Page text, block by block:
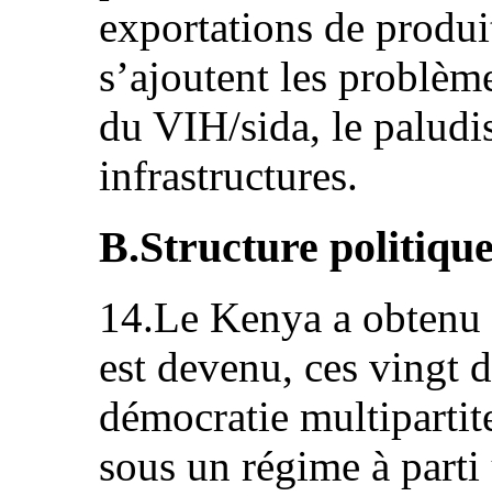
exportations de
s’ajoutent les
du VIH/sida, le
infrastructures.
B.Structure
14.Le Kenya a
est devenu, ces vingt
démocratie
sous un régime à